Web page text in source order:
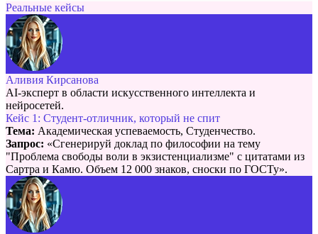
Реальные кейсы
Аливия Кирсанова
AI-эксперт в области искусственного интеллекта и
нейросетей.
Кейс 1: Студент-отличник, который не спит
Тема: Академическая успеваемость, Студенчество.
Запрос: «Сгенерируй доклад по философии на тему
"Проблема свободы воли в экзистенциализме" с цитатами из
Сартра и Камю. Объем 12 000 знаков, сноски по ГОСТу».